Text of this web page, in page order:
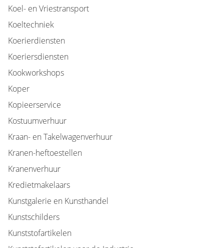
Koel- en Vriestransport
Koeltechniek
Koerierdiensten
Koeriersdiensten
Kookworkshops
Koper
Kopieerservice
Kostuumverhuur
Kraan- en Takelwagenverhuur
Kranen-heftoestellen
Kranenverhuur
Kredietmakelaars
Kunstgalerie en Kunsthandel
Kunstschilders
Kunststofartikelen